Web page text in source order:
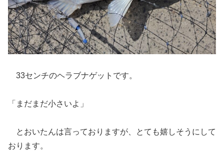
33センチのヘラブナゲットです。
「まだまだ小さいよ」
とおいたんは言っておりますが、とても嬉しそうにして
おります。